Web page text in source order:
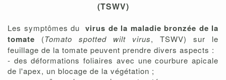
(TSWV)
Les symptômes du virus de la maladie bronzée de la
tomate (Tomato spotted wilt virus, TSWV) sur le
feuillage de la tomate peuvent prendre divers aspects :
- des déformations foliaires avec une courbure apicale
de l'apex, un blocage de la végétation ;